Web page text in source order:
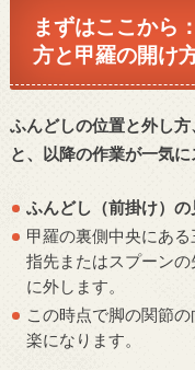
まずはここから
方と甲羅の開け
ふんどしの位置と外し
と、以降の作業が一気に
ふんどし（前掛け）
甲羅の裏側中央にある
指先またはスプーン
に外します。
この時点で脚の関節
楽になります。